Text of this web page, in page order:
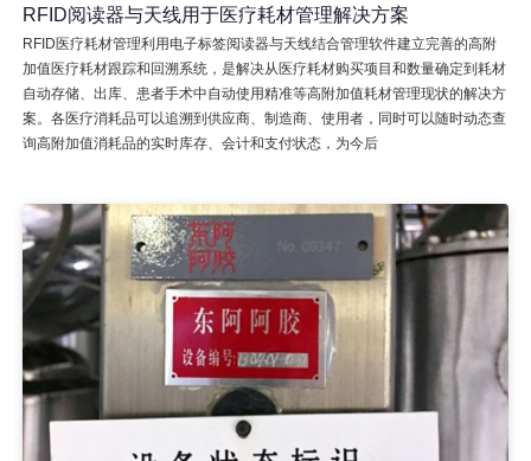
RFID阅读器与天线用于医疗耗材管理解决方案
RFID医疗耗材管理利用电子标签阅读器与天线结合管理软件建立完善的高附
加值医疗耗材跟踪和回溯系统，是解决从医疗耗材购买项目和数量确定到耗材
自动存储、出库、患者手术中自动使用精准等高附加值耗材管理现状的解决方
案。各医疗消耗品可以追溯到供应商、制造商、使用者，同时可以随时动态查
询高附加值消耗品的实时库存、会计和支付状态，为今后